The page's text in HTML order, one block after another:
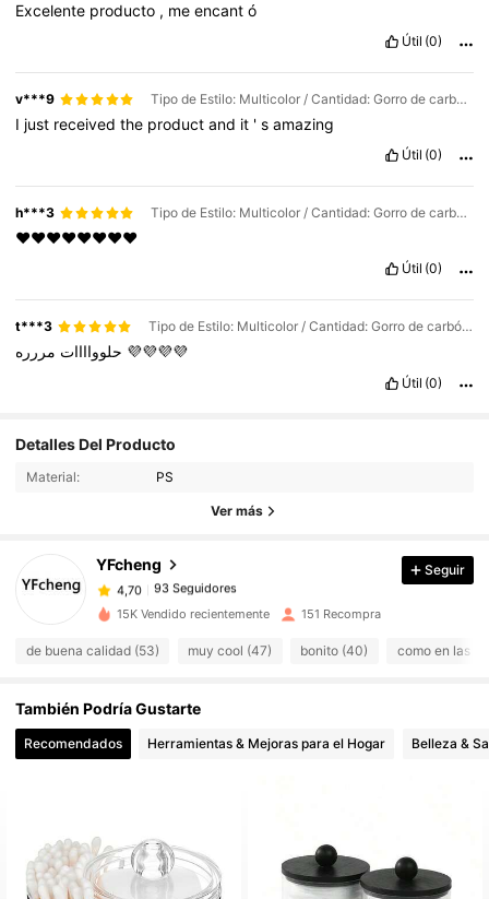
Excelente producto , meencantó
Útil (0)
v***9 Tipo de Estilo: Multicolor / Cantidad: Gorro de carbón 1 redondo 1 de algodón 2 piezas
I just receivedthe productand it 'samazing
Útil (0)
h***3 Tipo de Estilo: Multicolor / Cantidad: Gorro de carbón 1 redondo 1 de algodón 2 piezas
♥️♥️♥️♥️♥️♥️♥️♥️
Útil (0)
t***3 Tipo de Estilo: Multicolor / Cantidad: Gorro de carbón 1 redondo 1 de algodón 2 piezas
حلوواااات 💜💜💜💜
Útil (0)
Detalles Del Producto
Material: PS
Ver más
YFcheng
4,70 93 Seguidores
93 Seguidores
4,70
93 Seguidores
4,70 93 Seguidores
4,70 93 Seguidores
Seguir
15K Vendido recientemente 151 Recompra
de buena calidad (53) muy cool (47) bonito (40) como en las
También Podría Gustarte
Recomendados Herramientas & Mejoras para el Hogar Belleza &